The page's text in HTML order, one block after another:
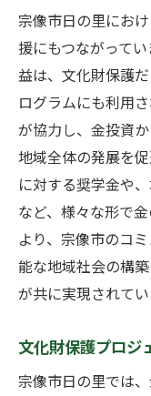
宗像市日の里にお
援にもつながって
益は、文化財保護
ログラムにも利用
が協力し、金投資
地域全体の発展を
に対する奨学金や
など、様々な形で
より、宗像市のコ
能な地域社会の構
が共に実現されてい
文化財保護プロジ
宗像市日の里では